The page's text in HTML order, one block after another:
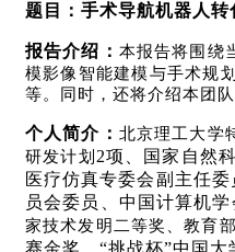
题目：手术导航机器人转
报告介绍： 本报告将围绕
模影像智能建模与手术规
等。同时，还将介绍本团
个人简介： 北京理工大学
研发计划 2项、国家自然
医疗仿真专委会副主任
员会委员、中国计算机
家技术发明二等奖、教育
赛金奖、 “挑战杯”中国大